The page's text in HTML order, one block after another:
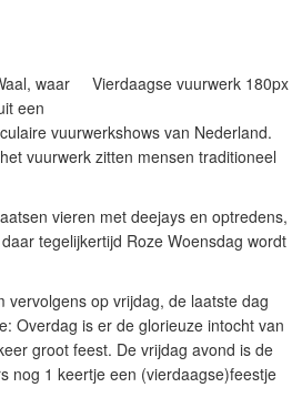
Vierdaagse vuurwerk 180px
waar
een
vuurwerkshows van Nederland.
vuurwerk zitten mensen traditioneel
vieren met deejays en optredens,
tegelijkertijd Roze Woensdag wordt
op vrijdag, de laatste dag
Overdag is er de glorieuze intocht van
groot feest. De vrijdag avond is de
nog 1 keertje een (vierdaagse)feestje